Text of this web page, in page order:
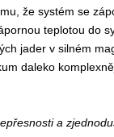
že systém se
teplotou do
jader v silném
daleko
a